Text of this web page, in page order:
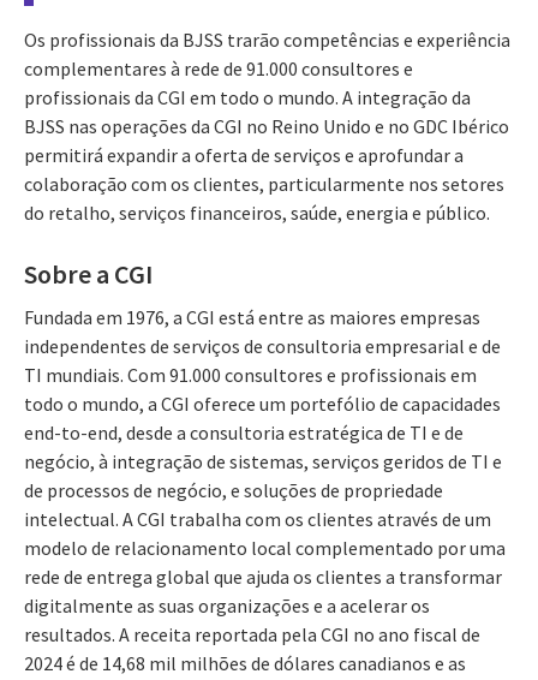
Os profissionais da BJSS trarão competências e experiência
complementares à rede de 91.000 consultores e
profissionais da CGI em todo o mundo. A integração da
BJSS nas operações da CGI no Reino Unido e no GDC Ibérico
permitirá expandir a oferta de serviços e aprofundar a
colaboração com os clientes, particularmente nos setores
do retalho, serviços financeiros, saúde, energia e público.
Sobre a CGI
Fundada em 1976, a CGI está entre as maiores empresas
independentes de serviços de consultoria empresarial e de
TI mundiais. Com 91.000 consultores e profissionais em
todo o mundo, a CGI oferece um portefólio de capacidades
end-to-end, desde a consultoria estratégica de TI e de
negócio, à integração de sistemas, serviços geridos de TI e
de processos de negócio, e soluções de propriedade
intelectual. A CGI trabalha com os clientes através de um
modelo de relacionamento local complementado por uma
rede de entrega global que ajuda os clientes a transformar
digitalmente as suas organizações e a acelerar os
resultados. A receita reportada pela CGI no ano fiscal de
2024 é de 14,68 mil milhões de dólares canadianos e as